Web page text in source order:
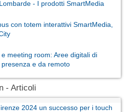
- I prodotti SmartMedia
con totem interattivi SmartMedia,
meeting room: Aree digitali di
e da remoto
- Articoli
2024 un successo per i touch